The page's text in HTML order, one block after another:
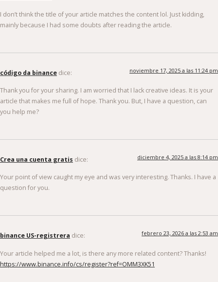
I don’t think the title of your article matches the content lol. Just kidding,
mainly because I had some doubts after reading the article.
código da binance dice: noviembre 17, 2025 a las 11:24 pm
Thank you for your sharing. I am worried that I lack creative ideas. It is your
article that makes me full of hope. Thank you. But, I have a question, can
you help me?
Crea una cuenta gratis dice: diciembre 4, 2025 a las 8:14 pm
Your point of view caught my eye and was very interesting. Thanks. I have a
question for you.
binance US-registrera dice: febrero 23, 2026 a las 2:53 am
Your article helped me a lot, is there any more related content? Thanks!
https://www.binance.info/cs/register?ref=OMM3XK51